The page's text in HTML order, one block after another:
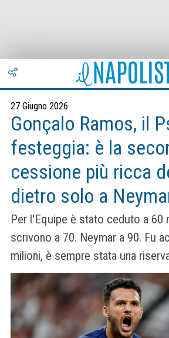
27 Giugno 2026
Gonçalo Ramos, il
festeggia: è la
cessione più ricca
dietro solo a
Per l'Equipe è stato ceduto a 60
scrivono a 70. Neymar a 90. Fu
milioni, è sempre stata una